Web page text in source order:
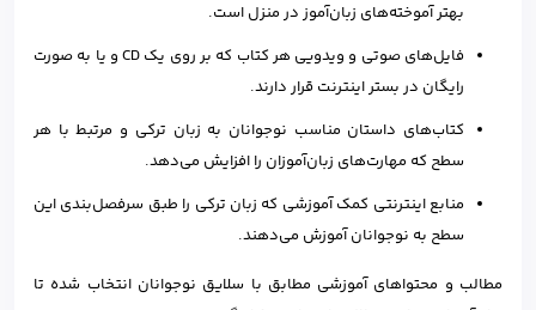
بهتر آموخته‌های زبان‌آموز در منزل است.
فایل‌های صوتی و ویدویی هر کتاب که بر روی یک CD و یا به صورت
رایگان در بستر اینترنت قرار دارند.
کتاب‌های داستان مناسب نوجوانان به زبان ترکی و مرتبط با هر
سطح که مهارت‌های زبان‌آموزان را افزایش می‌دهد.
منابع اینترنتی کمک آموزشی که زبان ترکی را طبق سرفصل‌بندی این
سطح به نوجوانان آموزش می‌دهند.
مطالب و محتواهای آموزشی مطابق با سلایق نوجوانان انتخاب شده تا